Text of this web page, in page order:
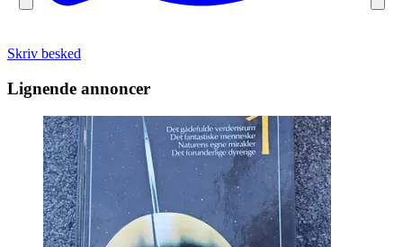
Skriv besked
Lignende annoncer